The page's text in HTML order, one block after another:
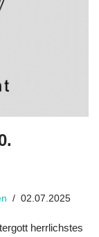
02.07.2025
herrlichstes